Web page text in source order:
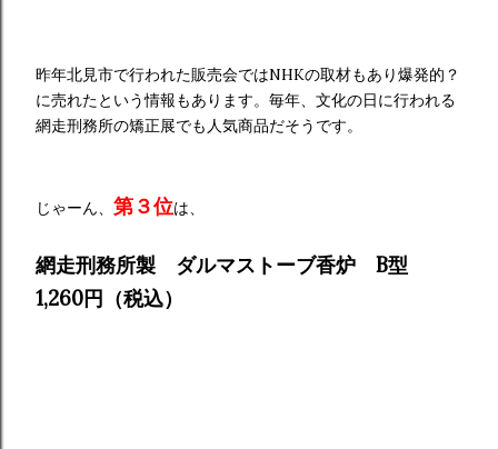
昨年北見市で行われた販売会ではNHKの取材もあり爆発的？
に売れたという情報もあります。毎年、文化の日に行われる
網走刑務所の矯正展でも人気商品だそうです。
じゃーん、 第３位は、
網走刑務所製 ダルマストーブ香炉 B型
1,260円（税込）